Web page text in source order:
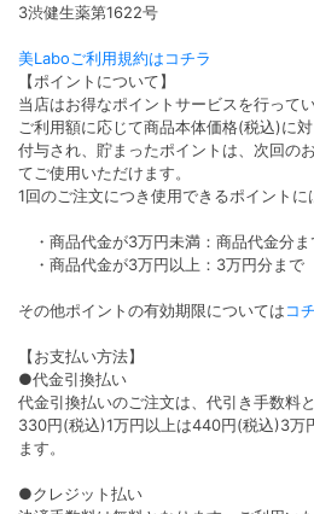
3渋健生薬第1622号
美Laboご利用規約はコチラ
【ポイントについて】
当店はお得なポイントサービスを行ってい
ご利用額に応じて商品本体価格(税込)に
付与され、貯まったポイントは、次回の
てご使用いただけます。
1回のご注文につき使用できるポイントに
・商品代金が3万円未満：商品代金分ま
・商品代金が3万円以上：3万円分まで
その他ポイントの有効期限についてはコ
【お支払い方法】
●代金引換払い
代金引換払いのご注文は、代引き手数料
330円(税込)1万円以上は440円(税込)3万
ます。
●クレジット払い